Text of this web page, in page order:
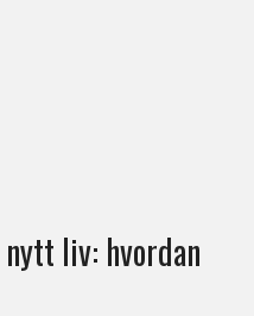
liv: hvordan